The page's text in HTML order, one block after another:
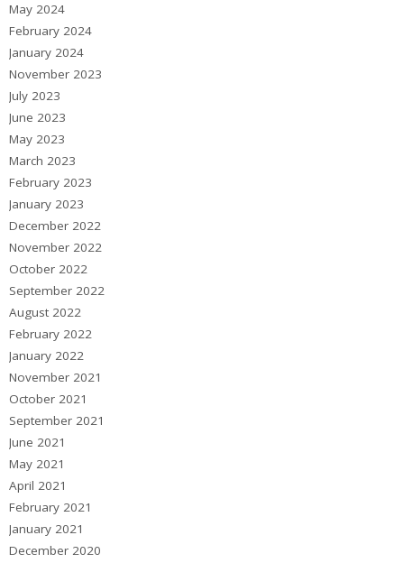
May 2024
February 2024
January 2024
November 2023
July 2023
June 2023
May 2023
March 2023
February 2023
January 2023
December 2022
November 2022
October 2022
September 2022
August 2022
February 2022
January 2022
November 2021
October 2021
September 2021
June 2021
May 2021
April 2021
February 2021
January 2021
December 2020